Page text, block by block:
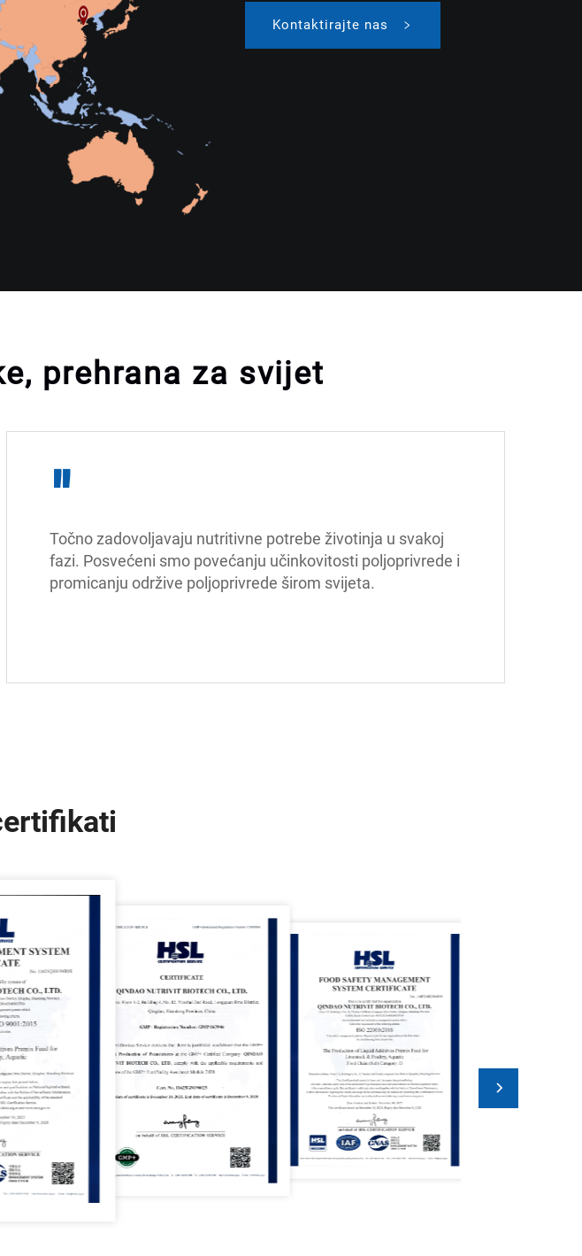
Kontaktirajte nas
prehrana za svijet
"
Točno zadovoljavaju nutritivne potrebe životinja u svakoj
fazi. Posvećeni smo povećanju učinkovitosti poljoprivrede i
promicanju održive poljoprivrede širom svijeta.